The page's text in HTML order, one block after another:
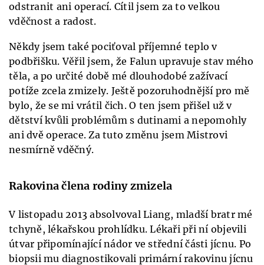
odstranit ani operací. Cítil jsem za to velkou
vděčnost a radost.
Někdy jsem také pociťoval příjemné teplo v
podbřišku. Věřil jsem, že Falun upravuje stav mého
těla, a po určité době mé dlouhodobé zažívací
potíže zcela zmizely. Ještě pozoruhodnější pro mě
bylo, že se mi vrátil čich. O ten jsem přišel už v
dětství kvůli problémům s dutinami a nepomohly
ani dvě operace. Za tuto změnu jsem Mistrovi
nesmírně vděčný.
Rakovina člena rodiny zmizela
V listopadu 2013 absolvoval Liang, mladší bratr mé
tchyně, lékařskou prohlídku. Lékaři při ní objevili
útvar připomínající nádor ve střední části jícnu. Po
biopsii mu diagnostikovali primární rakovinu jícnu